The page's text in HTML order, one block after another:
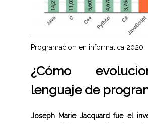
Programacion en informatica 2020
¿Cómo
lenguaje de
Joseph Marie Jacquard fue el